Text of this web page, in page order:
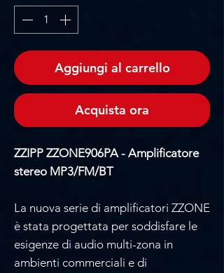
Aggiungi al carrello
Acquista ora
ZZIPP ZZONE906PA - Amplificatore
stereo MP3/FM/BT
La nuova serie di amplificatori ZZONE
è stata progettata per soddisfare le
esigenze di audio multi-zona in
ambienti commerciali e di